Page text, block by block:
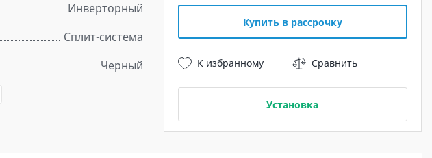
Инверторный
Сплит-система
Черный
Купить в рассрочку
К избранному Сравнить
Установка